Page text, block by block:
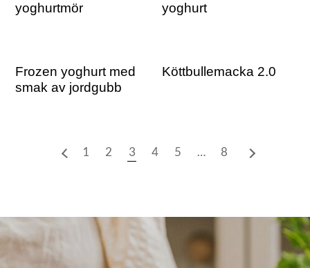
yoghurtmör
yoghurt
Frozen yoghurt med
smak av jordgubb
Köttbullemacka 2.0
1 2 3 4 5 … 8